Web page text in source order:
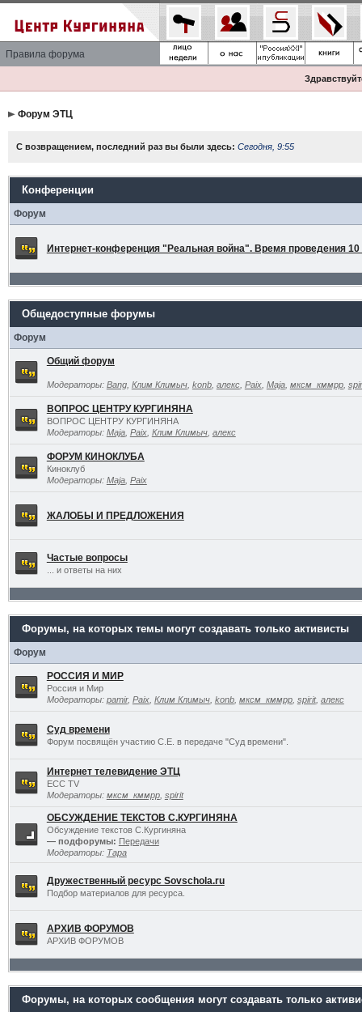
Правила форума
Форум ЭТЦ
С возвращением, последний раз вы были здесь: Сегодня, 9:55
Конференции
Форум
Интернет-конференция "Реальная война". Время проведения 10
Общедоступные форумы
Форум
Общий форум
Модераторы: Bang, Клим Климыч, konb, алекс, Paix, Maja, мксм_кммрр,
ВОПРОС ЦЕНТРУ КУРГИНЯНА
ВОПРОС ЦЕНТРУ КУРГИНЯНА
Модераторы: Maja, Paix, Клим Климыч, алекс
ФОРУМ КИНОКЛУБА
Киноклуб
Модераторы: Maja, Paix
ЖАЛОБЫ И ПРЕДЛОЖЕНИЯ
Частые вопросы
... и ответы на них
Форумы, на которых темы могут создавать только активисты
Форум
РОССИЯ И МИР
Россия и Мир
Модераторы: pamir, Paix, Клим Климыч, konb, мксм_кммрр, spirit, алекс
Суд времени
Форум посвящён участию С.Е. в передаче "Суд времени".
Интернет телевидение ЭТЦ
ECC TV
Модераторы: мксм_кммрр, spirit
ОБСУЖДЕНИЕ ТЕКСТОВ С.КУРГИНЯНА
Обсуждение текстов С.Кургиняна
— подфорумы: Передачи
Модераторы: Тара
Дружественный ресурс Sovschola.ru
Подбор материалов для ресурса.
АРХИВ ФОРУМОВ
АРХИВ ФОРУМОВ
Форумы, на которых сообщения могут создавать только